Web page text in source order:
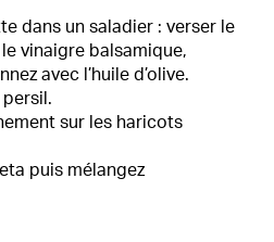
dans un saladier : verser le
vinaigre balsamique,
avec l’huile d’olive.
persil.
sur les haricots
puis mélangez